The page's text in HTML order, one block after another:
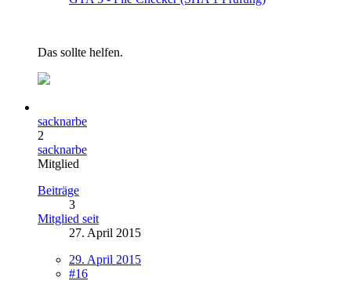
Das sollte helfen.
sacknarbe
2
sacknarbe
Mitglied
Beiträge
3
Mitglied seit
27. April 2015
29. April 2015
#16